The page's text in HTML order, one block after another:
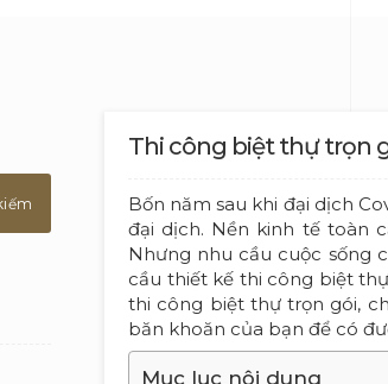
Thi công biệt thự trọn
Bốn năm sau khi đại dịch
đại dịch. Nền kinh tế toàn
Nhưng nhu cầu cuộc sống
cầu thiết kế thi công biệt
thi công biệt thự trọn gói,
băn khoăn của bạn để có
Mục lục nội dung